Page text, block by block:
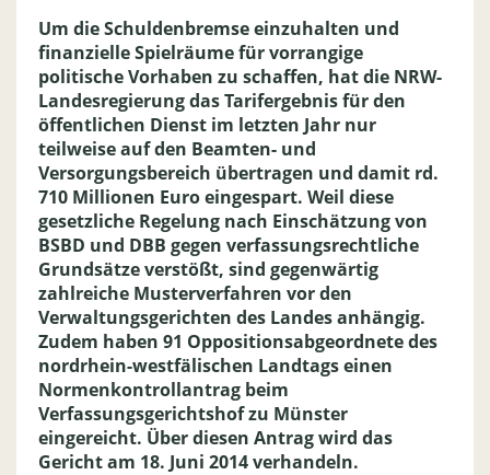
Um die Schuldenbremse einzuhalten und
finanzielle Spielräume für vorrangige
politische Vorhaben zu schaffen, hat die NRW-
Landesregierung das Tarifergebnis für den
öffentlichen Dienst im letzten Jahr nur
teilweise auf den Beamten- und
Versorgungsbereich übertragen und damit rd.
710 Millionen Euro eingespart. Weil diese
gesetzliche Regelung nach Einschätzung von
BSBD und DBB gegen verfassungsrechtliche
Grundsätze verstößt, sind gegenwärtig
zahlreiche Musterverfahren vor den
Verwaltungsgerichten des Landes anhängig.
Zudem haben 91 Oppositionsabgeordnete des
nordrhein-westfälischen Landtags einen
Normenkontrollantrag beim
Verfassungsgerichtshof zu Münster
eingereicht. Über diesen Antrag wird das
Gericht am 18. Juni 2014 verhandeln.